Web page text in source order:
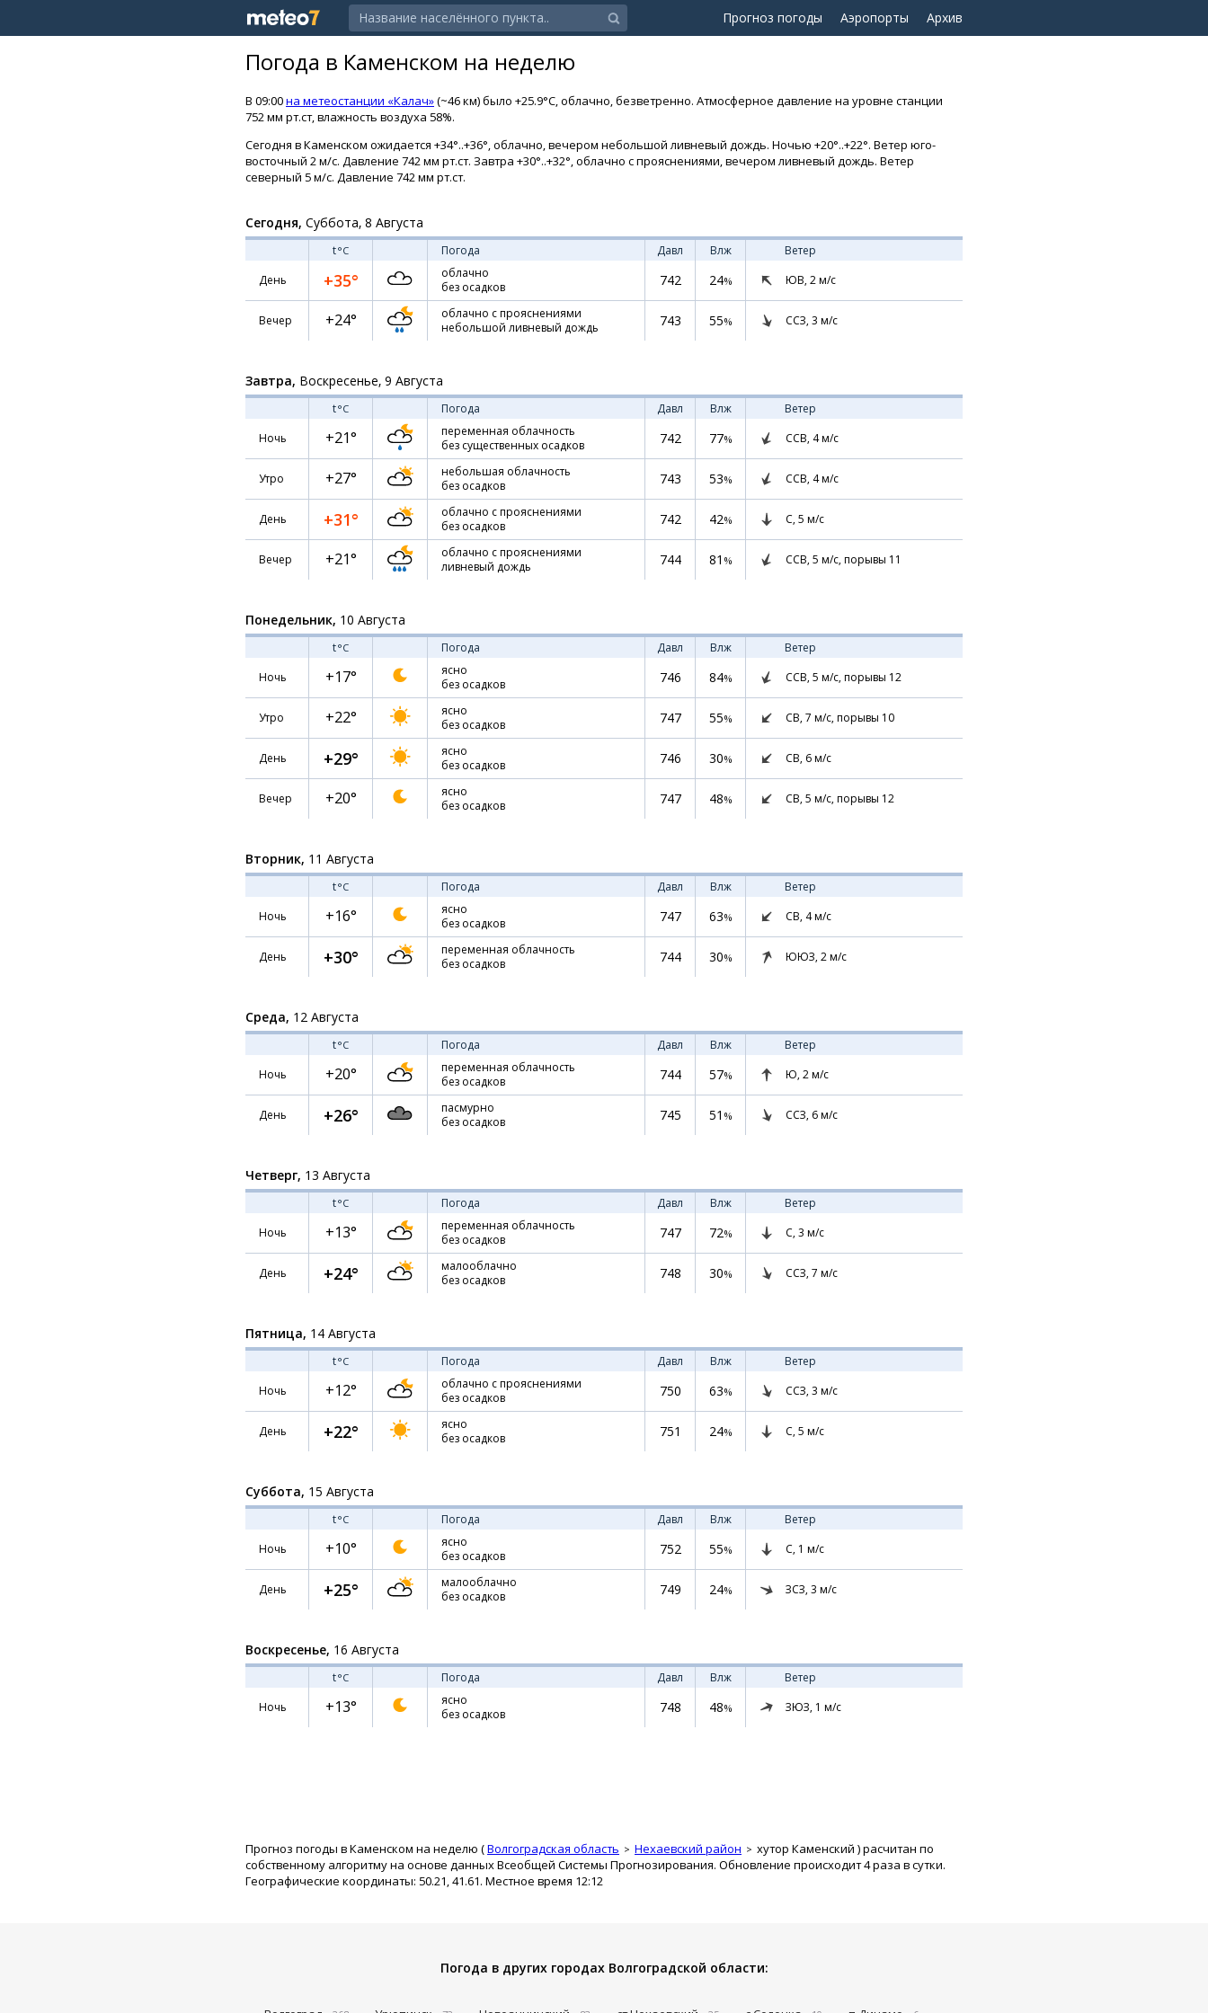
Прогноз погоды Аэропорты Архив
Погода в Каменском на неделю
В 09:00на метеостанции «Калач»(~46 км) было +25.9°C, облачно, безветренно. Атмосферное давление на уровне станции
752 мм рт.ст, влажность воздуха 58%.
Сегодня в Каменском ожидается +34°..+36°, облачно, вечером небольшой ливневый дождь. Ночью +20°..+22°. Ветер юго-
восточный 2 м/с. Давление 742 мм рт.ст. Завтра +30°..+32°, облачно с прояснениями, вечером ливневый дождь. Ветер
северный 5 м/с. Давление 742 мм рт.ст.
Сегодня, Суббота, 8 Августа
t°C Погода Давл Влж
Ветер
День
+35°
облачно
без осадков
742 24% ЮВ, 2м/с
Вечер +24°
облачно с прояснениями
небольшой ливневый дождь
743 55% ССЗ, 3 м/с
Завтра, Воскресенье, 9 Августа
t°C Погода Давл Влж
Ветер
Ночь
+21°
переменная облачность
без существенных осадков
742 77% ССВ, 4м/с
Утро +27°
небольшая облачность
без осадков
743 53% ССВ, 4м/с
День +31°
облачно с прояснениями
без осадков
742 42% С, 5 м/с
Вечер +21°
облачно с прояснениями
ливневый дождь
744 81 % ССВ, 5 м/с, порывы 11
Понедельник, 10 Августа
t°C Погода Давл Влж
Ветер
Ночь
+17°
ясно
без осадков
746 84% ССВ, 5 м/с, порывы 12
Утро +22°
ясно
без осадков
747 55% СВ, 7 м/с, порывы 10
День +29°
ясно
без осадков
746 30% СВ, 6м/с
Вечер +20°
ясно
без осадков
747 48% СВ, 5 м/с, порывы 12
Вторник, 11 Августа
t°C Погода Давл Влж
Ветер
Ночь
+16°
ясно
без осадков
747 63% СВ, 4м/с
День +30°
переменная облачность
без осадков
744 30% ЮЮЗ, 2м/с
Среда, 12 Августа
t°C Погода Давл Влж
Ветер
Ночь
+20°
переменная облачность
без осадков
744 57% Ю, 2м/с
День +26°
пасмурно
без осадков
745 51 % ССЗ, 6м/с
Четверг, 13 Августа
t°C Погода Давл Влж
Ветер
Ночь
+13°
переменная облачность
без осадков
747 72% С, 3 м/с
День +24°
малооблачно
без осадков
748 30% ССЗ, 7 м/с
Пятница, 14 Августа
t°C Погода Давл Влж
Ветер
Ночь
+12°
облачно с прояснениями
без осадков
750 63% ССЗ, 3 м/с
День +22°
ясно
без осадков
751 24% С, 5 м/с
Суббота, 15 Августа
t°C Погода Давл Влж
Ветер
Ночь
+10°
ясно
без осадков
752 55% С, 1 м/с
День +25°
малооблачно
без осадков
749 24% ЗСЗ, 3 м/с
Воскресенье, 16 Августа
t°C Погода Давл Влж
Ветер
Ночь
+13°
ясно
без осадков
748 48% ЗЮЗ, 1 м/с
Прогноз погоды в Каменском на неделю (Волгоградская область Нехаевский район хутор Каменский ) расчитан по
собственному алгоритму на основе данных Всеобщей Системы Прогнозирования. Обновление происходит 4 раза в сутки.
Географические координаты: 50.21, 41.61. Местное время 12:12
Погода в других городах Волгоградской области: